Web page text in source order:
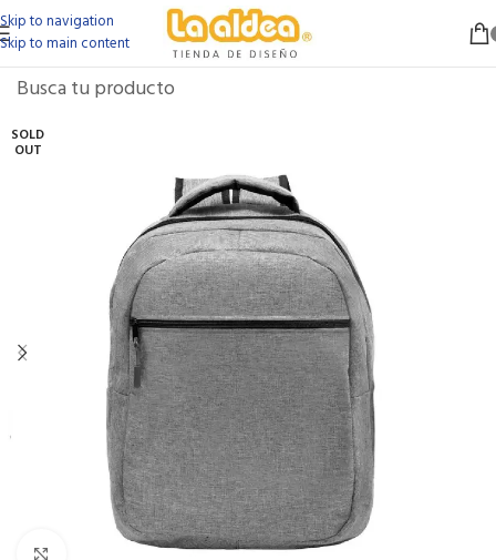
Skip to navigation
Skip to main content
SOLD
OUT
Click to enlarge